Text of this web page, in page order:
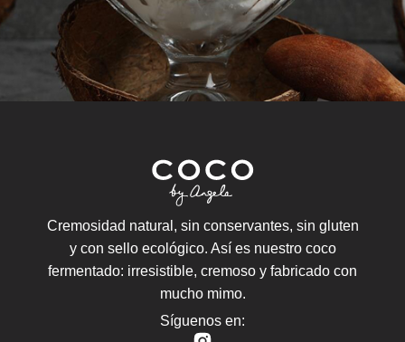
Cremosidad natural, sin conservantes, sin gluten
y con sello ecológico. Así es nuestro coco
fermentado: irresistible, cremoso y fabricado con
mucho mimo.
Síguenos en: